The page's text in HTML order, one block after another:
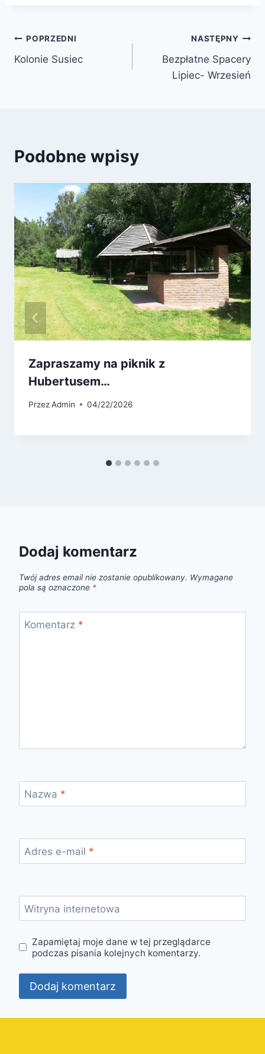
Nawigacja
wpisu
POPRZEDNI
Kolonie Susiec
NASTĘPNY
Bezpłatne Spacery
Lipiec- Wrzesień
Podobne wpisy
Zapraszamy na piknik z
Hubertusem…
PrzezAdmin 04/22/2026
Dodaj komentarz
Twój adres email nie zostanie opublikowany. Wymagane
pola są oznaczone *
Komentarz *
Nazwa *
Adres e-mail *
Witryna internetowa
Zapamiętaj moje dane w tej przeglądarce
podczas pisania kolejnych komentarzy.